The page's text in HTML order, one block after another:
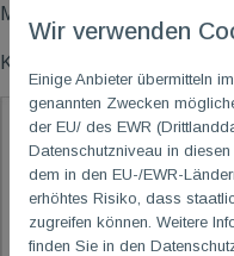
Mehr Infos:
Kontakt:
Wir verwenden
Einige Anbieter übermitteln
genannten Zwecken
der EU/ des EWR
Datenschutzniveau in
dem in den EU-/EWR-
erhöhtes Risiko, dass
zugreifen können. Weitere
finden Sie in den